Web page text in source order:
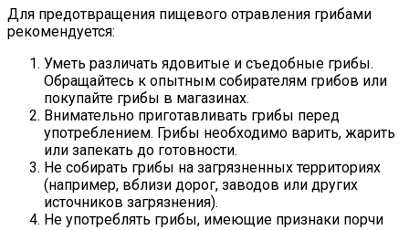
Для предотвращения пищевого отравления грибами
рекомендуется:
Уметь различать ядовитые и съедобные грибы.
Обращайтесь к опытным собирателям грибов или
покупайте грибы в магазинах.
Внимательно приготавливать грибы перед
употреблением. Грибы необходимо варить, жарить
или запекать до готовности.
Не собирать грибы на загрязненных территориях
(например, вблизи дорог, заводов или других
источников загрязнения).
Не употреблять грибы, имеющие признаки порчи